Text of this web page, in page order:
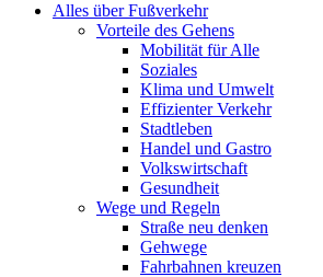
Alles über Fußverkehr
Vorteile des Gehens
Mobilität für Alle
Soziales
Klima und Umwelt
Effizienter Verkehr
Stadtleben
Handel und Gastro
Volkswirtschaft
Gesundheit
Wege und Regeln
Straße neu denken
Gehwege
Fahrbahnen kreuzen